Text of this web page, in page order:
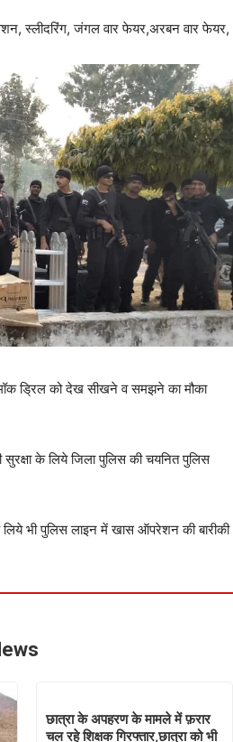
स्लीदरिंग, जंगल वार फेयर,अरबन वार फेयर,
ड्रिल को देख सीखने व समझने का मौका
के लिये जिला पुलिस की चयनित पुलिस
लिये भी पुलिस लाइन में खास ऑपरेशन की बारीकी
छात्रा के अपहरण के मामले में फ़रार
चल रहे शिक्षक गिरफ्तार,छात्रा को भी